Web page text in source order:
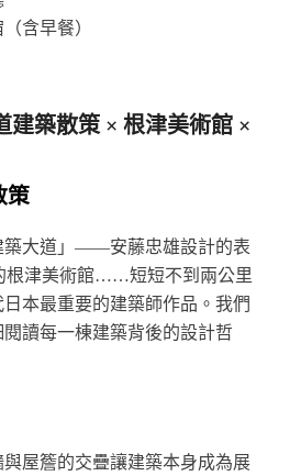
含早餐）
建築散策 × 根津美術館 ×
策
築大道」——安藤忠雄設計的表
根津美術館……短短不到兩公里
本最重要的建築師作品。我們
讀每一棟建築背後的設計哲
屋簷的交疊讓建築本身成為展